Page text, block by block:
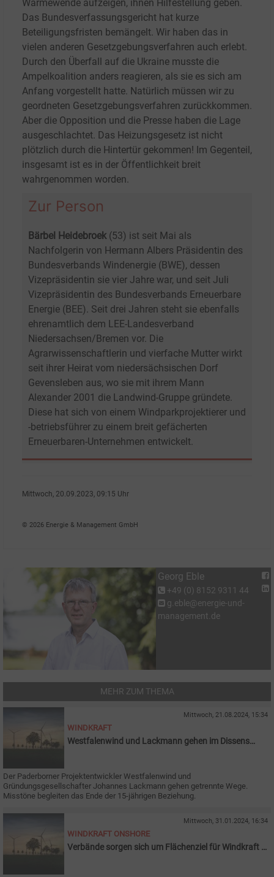
Wärmewende aufzeigen, ihnen Hilfestellung geben.
Das Bundesverfassungsgericht hat kurze
Beteiligungsfristen bemängelt. Wir haben das in
vielen anderen Gesetzgebungsverfahren auch erlebt.
Durch den Überfall auf die Ukraine musste die
Ampelkoalition anders reagieren, als sie es sich am
Anfang vorgestellt hatte. Natürlich müssen wir zu
geordneten Gesetzgebungsverfahren zurückkommen.
Aber die Opposition und die Presse haben die Lage
ausgeschlachtet. Das Heizungsgesetz ist nicht
plötzlich durch die Hintertür gekommen! Im Gegenteil,
insgesamt ist es in der Öffentlichkeit breit
wahrgenommen worden.
Zur Person
Bärbel Heidebroek(53) ist seit Mai als
Nachfolgerin von Hermann Albers Präsidentin des
Bundesverbands Windenergie (BWE), dessen
Vizepräsidentin sie vier Jahre war, und seit Juli
Vizepräsidentin des Bundesverbands Erneuerbare
Energie (BEE). Seit drei Jahren steht sie ebenfalls
ehrenamtlich dem LEE-Landesverband
Niedersachsen/Bremen vor. Die
Agrarwissenschaftlerin und vierfache Mutter wirkt
seit ihrer Heirat vom niedersächsischen Dorf
Gevensleben aus, wo sie mit ihrem Mann
Alexander 2001 die Landwind-Gruppe gründete.
Diese hat sich von einem Windparkprojektierer und
-betriebsführer zu einem breit gefächerten
Erneuerbaren-Unternehmen entwickelt.
Mittwoch, 20.09.2023, 09:15 Uhr
© 2026 Energie & Management GmbH
Georg Eble
+49 (0) 8152 9311 44
g.eble@energie-und-
management.de
MEHR ZUM THEMA
Mittwoch, 21.08.2024, 15:34
WINDKRAFT
Westfalenwind und Lackmann gehen im Dissens
Der Paderborner Projektentwickler Westfalenwind und
Gründungsgesellschafter Johannes Lackmann gehen getrennte Wege.
Misstöne begleiten das Ende der 15-jährigen Beziehung.
Mittwoch, 31.01.2024, 16:34
WINDKRAFT ONSHORE
Verbände sorgen sich um Flächenziel für Windkraft in